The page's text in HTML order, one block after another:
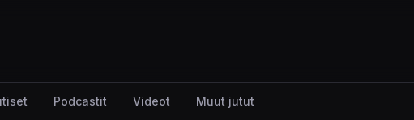
Podcastit Videot Muut jutut